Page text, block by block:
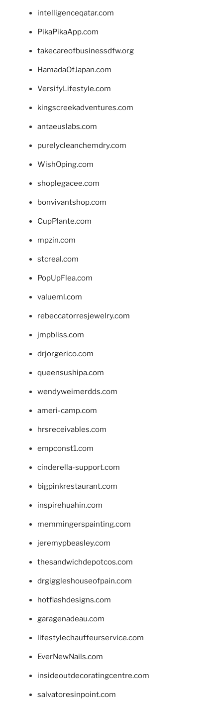
intelligenceqatar.com
PikaPikaApp.com
takecareofbusinessdfw.org
HamadaOfJapan.com
VersifyLifestyle.com
kingscreekadventures.com
antaeuslabs.com
purelycleanchemdry.com
WishOping.com
shoplegacee.com
bonvivantshop.com
CupPlante.com
mpzin.com
stcreal.com
PopUpFlea.com
valueml.com
rebeccatorresjewelry.com
jmpbliss.com
drjorgerico.com
queensushipa.com
wendyweimerdds.com
ameri-camp.com
hrsreceivables.com
empconst1.com
cinderella-support.com
bigpinkrestaurant.com
inspirehuahin.com
memmingerspainting.com
jeremypbeasley.com
thesandwichdepotcos.com
drgiggleshouseofpain.com
hotflashdesigns.com
garagenadeau.com
lifestylechauffeurservice.com
EverNewNails.com
insideoutdecoratingcentre.com
salvatoresinpoint.com